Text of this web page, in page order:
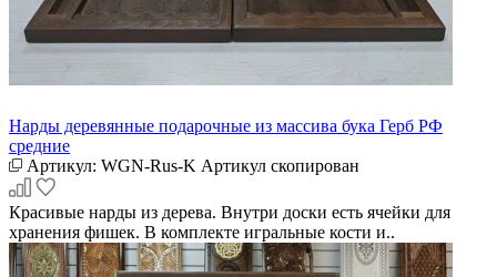
Нарды деревянные подарочные из массива бука Герб РФ
средние
Артикул: WGN-Rus-K Артикул скопирован
Красивые нарды из дерева. Внутри доски есть ячейки для
хранения фишек. В комплекте игральные кости и..